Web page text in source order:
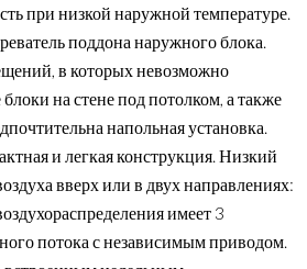
при низкой наружной температуре.
поддона наружного блока.
в которых невозможно
на стене под потолком, а также
напольная установка.
и легкая конструкция. Низкий
вверх или в двух направлениях:
имеет 3
потока с независимым приводом.